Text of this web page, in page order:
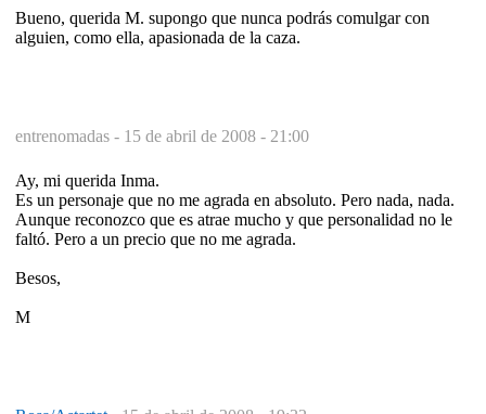
Bueno, querida M. supongo que nunca podrás comulgar con
alguien, como ella, apasionada de la caza.
entrenomadas - 15 de abril de 2008 - 21:00
Ay, mi querida Inma.
Es un personaje que no me agrada en absoluto. Pero nada, nada.
Aunque reconozco que es atrae mucho y que personalidad no le
faltó. Pero a un precio que no me agrada.
Besos,
M